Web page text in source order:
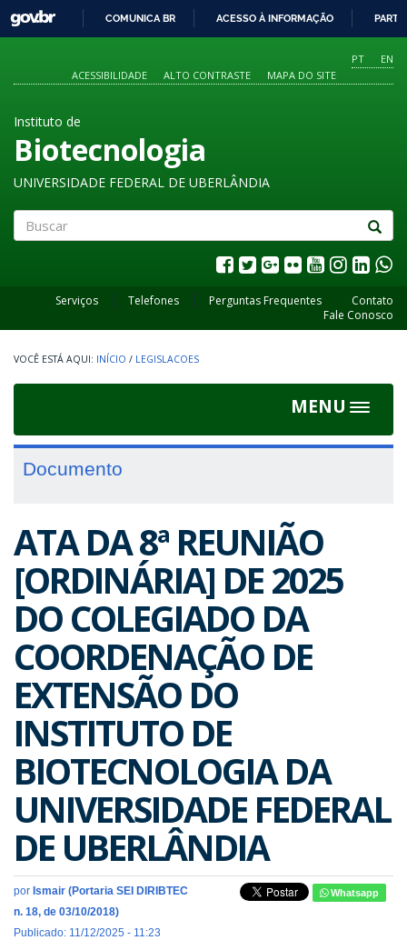
O
CONTEÚDO
GOVBR
COMUNICA BR ACESSO À INFORMAÇÃO
PT
EN
ACESSIBILIDADE
ALTO CONTRASTE MAPA DO SITE
Instituto de
Biotecnologia
UNIVERSIDADE FEDERAL DE UBERLÂNDIA
Serviços Telefones Perguntas Frequentes
Contato
Fale Conosco
INÍCIO / LEGISLACOES
MENU
Toggle
Documento
ATA DA 8ª REUNIÃO
[ORDINÁRIA] DE 2025
DO COLEGIADO DA
COORDENAÇÃO DE
EXTENSÃO DO
INSTITUTO DE
BIOTECNOLOGIA DA
UNIVERSIDADE FEDERAL
DE UBERLÂNDIA
por Ismair (Portaria SEI DIRIBTEC
n. 18, de 03/10/2018)
Publicado: 11/12/2025 - 11:23
Whatsapp